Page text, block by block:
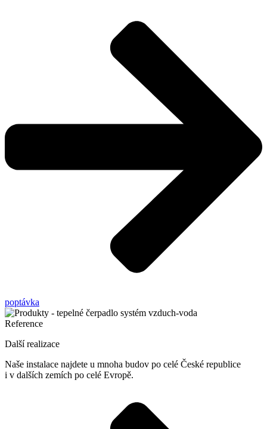
poptávka
Reference
Další realizace
Naše instalace najdete u mnoha budov po celé České republice
i v dalších zemích po celé Evropě.